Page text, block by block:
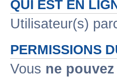
QUI EST EN
Utilisateur(s)
PERMISSIONS
Vous ne